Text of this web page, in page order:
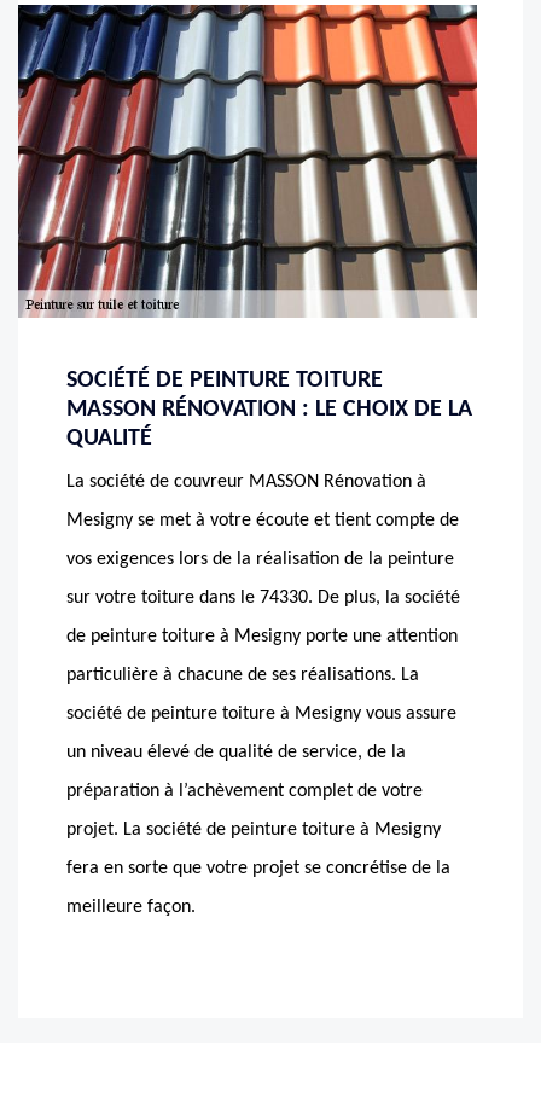
SOCIÉTÉ DE PEINTURE TOITURE
MASSON RÉNOVATION : LE CHOIX DE LA
QUALITÉ
La société de couvreur MASSON Rénovation à
Mesigny se met à votre écoute et tient compte de
vos exigences lors de la réalisation de la peinture
sur votre toiture dans le 74330. De plus, la société
de peinture toiture à Mesigny porte une attention
particulière à chacune de ses réalisations. La
société de peinture toiture à Mesigny vous assure
un niveau élevé de qualité de service, de la
préparation à l’achèvement complet de votre
projet. La société de peinture toiture à Mesigny
fera en sorte que votre projet se concrétise de la
meilleure façon.